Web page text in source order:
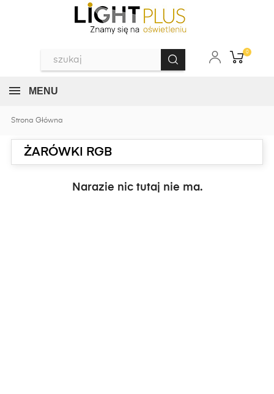
0
MENU
Strona Główna
ŻARÓWKI RGB
Narazie nic tutaj nie ma.